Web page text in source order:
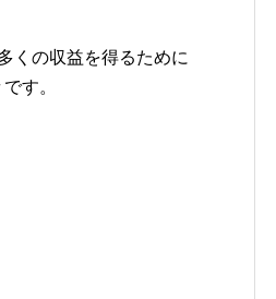
くの収益を得るために
す。